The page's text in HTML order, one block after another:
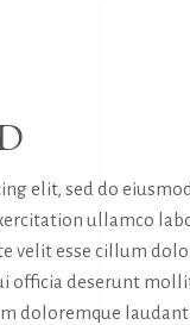
elit, sed do
ullamco
velit esse cillum
officia deserunt
doloremque